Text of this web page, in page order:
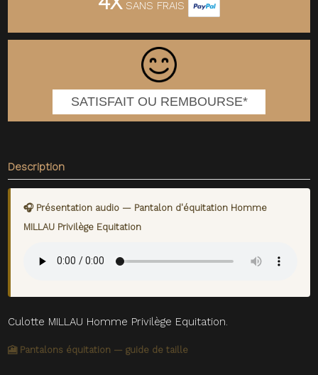
SANS FRAIS
SATISFAIT OU REMBOURSE*
Description
🎧 Présentation audio — Pantalon d'équitation Homme
MILLAU Privilège Equitation
Culotte MILLAU Homme Privilège Equitation.
🎦 Pantalons équitation — guide de taille